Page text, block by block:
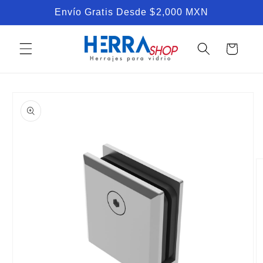
directamente
al contenido
Envío Gratis Desde $2,000 MXN
Carrito
a la
información
del producto